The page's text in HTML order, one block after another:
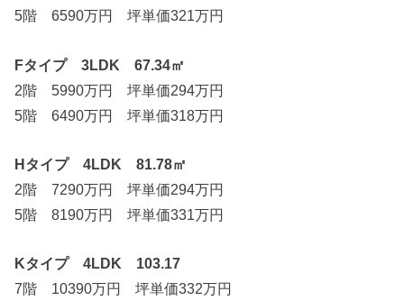
5階 6590万円 坪単価321万円
Fタイプ 3LDK 67.34㎡
2階 5990万円 坪単価294万円
5階 6490万円 坪単価318万円
Hタイプ 4LDK 81.78㎡
2階 7290万円 坪単価294万円
5階 8190万円 坪単価331万円
Kタイプ 4LDK 103.17
7階 10390万円 坪単価332万円